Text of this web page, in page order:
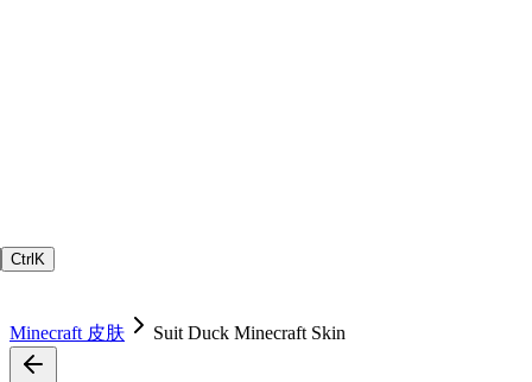
Ctrl K
Minecraft 皮肤 Suit Duck Minecraft Skin